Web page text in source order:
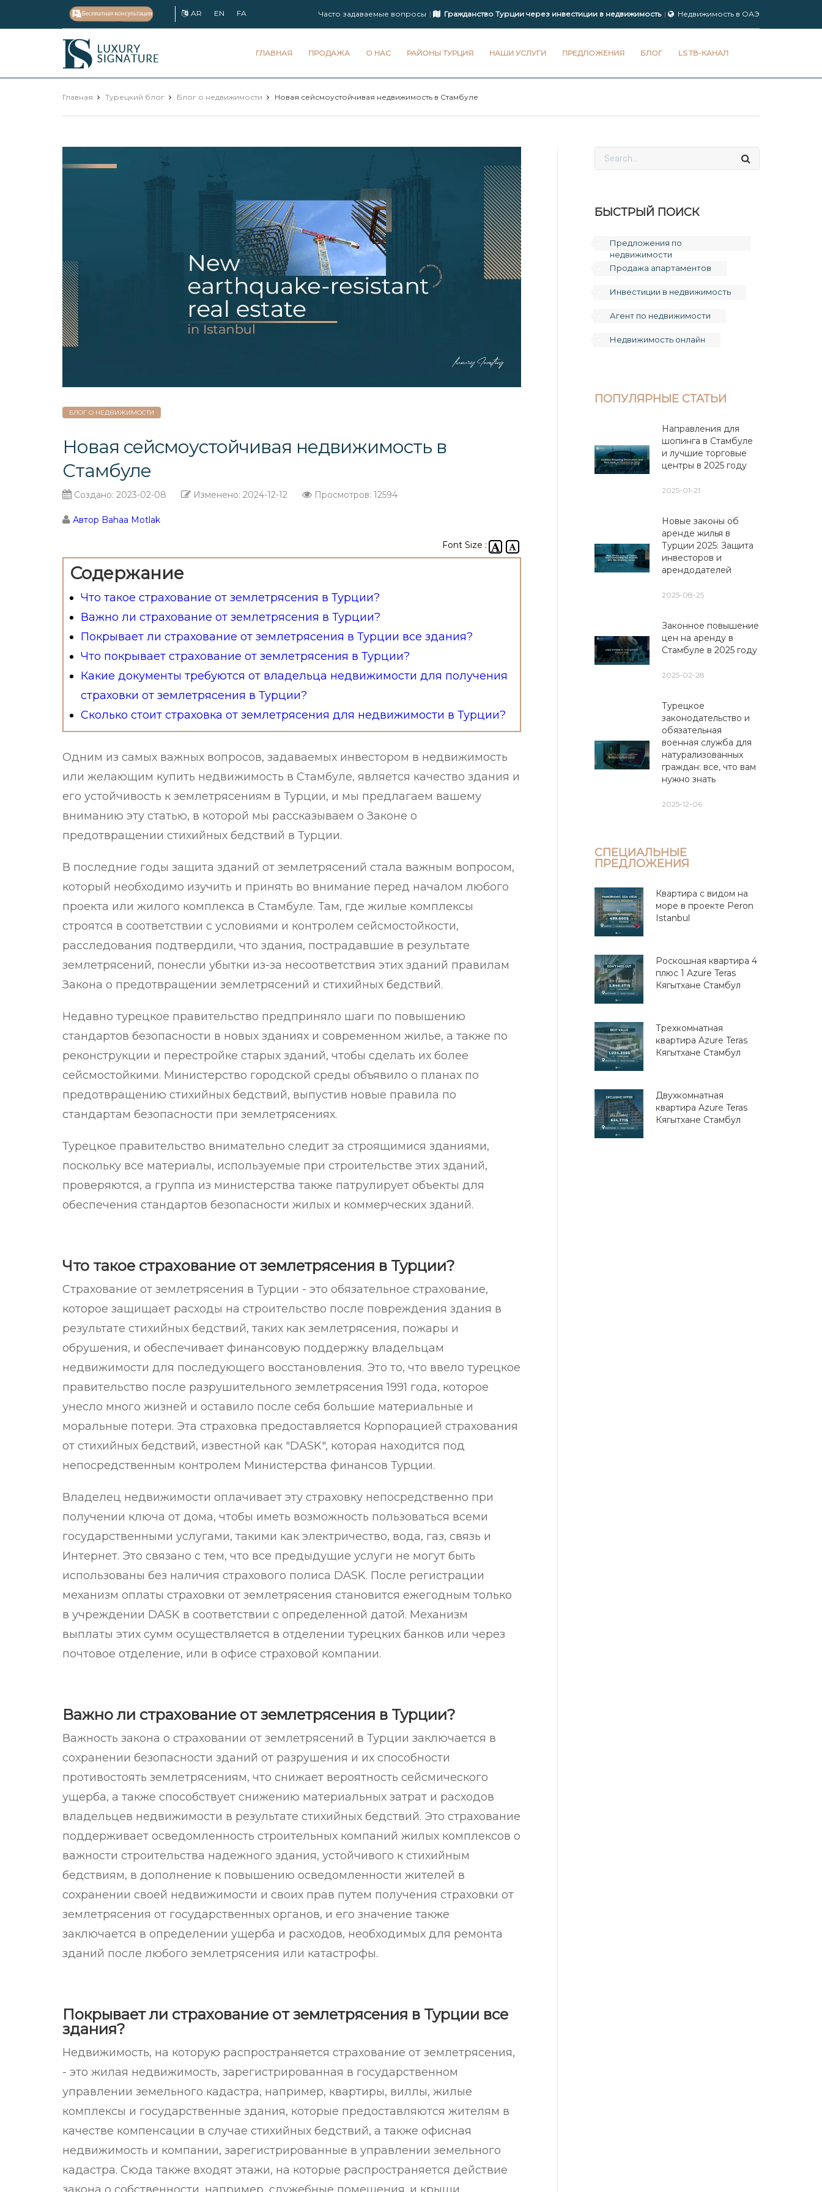
AR EN FA Часто задаваемые вопросы Гражданство Турции через инвестиции в недвижимость Недвижимость в ОАЭ
Luxury
Signature
ГЛАВНАЯ ПРОДАЖА О НАС РАЙОНЫ ТУРЦИЯ НАШИ УСЛУГИ ПРЕДЛОЖЕНИЯ БЛОГ LS ТВ-КАНАЛ
Главная Турецкий блог Блог о недвижимости Новая сейсмоустойчивая недвижимость в Стамбуле
БЛОГ О НЕДВИЖИМОСТИ
Новая сейсмоустойчивая недвижимость в
Стамбуле
Создано: 2023-02-08 Изменено: 2024-12-12 Просмотров: 12594
Автор Bahaa Motlak
Font Size :
Содержание
Что такое страхование от землетрясения в Турции?
Важно ли страхование от землетрясения в Турции?
Покрывает ли страхование от землетрясения в Турции все здания?
Что покрывает страхование от землетрясения в Турции?
Какие документы требуются от владельца недвижимости для получения
страховки от землетрясения в Турции?
Сколько стоит страховка от землетрясения для недвижимости в Турции?
Одним из самых важных вопросов, задаваемых инвестором в недвижимость
или желающим купить недвижимость в Стамбуле, является качество здания и
его устойчивость к землетрясениям в Турции, и мы предлагаем вашему
вниманию эту статью, в которой мы рассказываем о Законе о
предотвращении стихийных бедствий в Турции.
В последние годы защита зданий от землетрясений стала важным вопросом,
который необходимо изучить и принять во внимание перед началом любого
проекта или жилого комплекса в Стамбуле. Там, где жилые комплексы
строятся в соответствии с условиями и контролем сейсмостойкости,
расследования подтвердили, что здания, пострадавшие в результате
землетрясений, понесли убытки из-за несоответствия этих зданий правилам
Закона о предотвращении землетрясений и стихийных бедствий.
Недавно турецкое правительство предприняло шаги по повышению
стандартов безопасности в новых зданиях и современном жилье, а также по
реконструкции и перестройке старых зданий, чтобы сделать их более
сейсмостойкими. Министерство городской среды объявило о планах по
предотвращению стихийных бедствий, выпустив новые правила по
стандартам безопасности при землетрясениях.
Турецкое правительство внимательно следит за строящимися зданиями,
поскольку все материалы, используемые при строительстве этих зданий,
проверяются, а группа из министерства также патрулирует объекты для
обеспечения стандартов безопасности жилых и коммерческих зданий.
Что такое страхование от землетрясения в Турции?
Страхование от землетрясения в Турции - это обязательное страхование,
которое защищает расходы на строительство после повреждения здания в
результате стихийных бедствий, таких как землетрясения, пожары и
обрушения, и обеспечивает финансовую поддержку владельцам
недвижимости для последующего восстановления. Это то, что ввело турецкое
правительство после разрушительного землетрясения 1991 года, которое
унесло много жизней и оставило после себя большие материальные и
моральные потери. Эта страховка предоставляется Корпорацией страхования
от стихийных бедствий, известной как "DASK", которая находится под
непосредственным контролем Министерства финансов Турции.
Владелец недвижимости оплачивает эту страховку непосредственно при
получении ключа от дома, чтобы иметь возможность пользоваться всеми
государственными услугами, такими как электричество, вода, газ, связь и
Интернет. Это связано с тем, что все предыдущие услуги не могут быть
использованы без наличия страхового полиса DASK. После регистрации
механизм оплаты страховки от землетрясения становится ежегодным только
в учреждении DASK в соответствии с определенной датой. Механизм
выплаты этих сумм осуществляется в отделении турецких банков или через
почтовое отделение, или в офисе страховой компании.
Важно ли страхование от землетрясения в Турции?
Важность закона о страховании от землетрясений в Турции заключается в
сохранении безопасности зданий от разрушения и их способности
противостоять землетрясениям, что снижает вероятность сейсмического
ущерба, а также способствует снижению материальных затрат и расходов
владельцев недвижимости в результате стихийных бедствий. Это страхование
поддерживает осведомленность строительных компаний жилых комплексов о
важности строительства надежного здания, устойчивого к стихийным
бедствиям, в дополнение к повышению осведомленности жителей в
сохранении своей недвижимости и своих прав путем получения страховки от
землетрясения от государственных органов, и его значение также
заключается в определении ущерба и расходов, необходимых для ремонта
зданий после любого землетрясения или катастрофы.
Покрывает ли страхование от землетрясения в Турции все
здания?
Недвижимость, на которую распространяется страхование от землетрясения,
- это жилая недвижимость, зарегистрированная в государственном
управлении земельного кадастра, например, квартиры, виллы, жилые
комплексы и государственные здания, которые предоставляются жителям в
качестве компенсации в случае стихийных бедствий, а также офисная
недвижимость и компании, зарегистрированные в управлении земельного
кадастра. Сюда также входят этажи, на которые распространяется действие
БЫСТРЫЙ ПОИСК
Предложения по
недвижимости
Продажа апартаментов
Инвестиции в недвижимость
Агент по недвижимости
Недвижимость онлайн
ПОПУЛЯРНЫЕ СТАТЬИ
Направления для
шопинга в Стамбуле
и лучшие торговые
центры в 2025 году
2025-01-21
Новые законы об
аренде жилья в
Турции 2025: Защита
инвесторов и
арендодателей
2025-08-25
Законное повышение
цен на аренду в
Стамбуле в 2025 году
2025-02-28
Турецкое
законодательство и
обязательная
военная служба для
натурализованных
граждан: все, что вам
нужно знать
2025-12-06
СПЕЦИАЛЬНЫЕ
ПРЕДЛОЖЕНИЯ
Квартира с видом на
море в проекте Peron
Istanbul
Роскошная квартира 4
плюс 1 Azure Teras
Кягытхане Стамбул
Трехкомнатная
квартира Azure Teras
Кягытхане Стамбул
Двухкомнатная
квартира Azure Teras
Кягытхане Стамбул